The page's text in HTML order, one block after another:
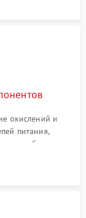
окислений и
питания,
и турбины
и инфракрасных